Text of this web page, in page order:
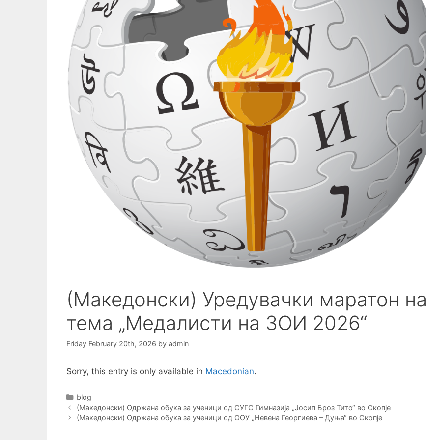
(Македонски) Уредувачки маратон на
тема „Медалисти на ЗОИ 2026“
Friday February 20th, 2026 by admin
Sorry, this entry is only available in Macedonian.
Categories
blog
Post
navigation
(Македонски) Одржана обука за ученици од СУГС Гимназија „Јосип Броз Тито“ во Скопје
(Македонски) Одржана обука за ученици од ООУ „Невена Георгиева – Дуња“ во Скопје